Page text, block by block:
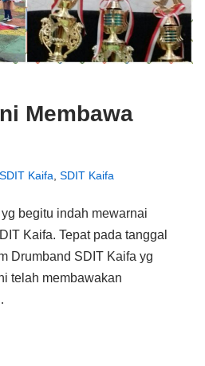
Membawa
Kaifa SDIT Kaifa
begitu indah mewarnai
Kaifa. Tepat pada tanggal
Drumband SDIT Kaifa yg
telah membawakan